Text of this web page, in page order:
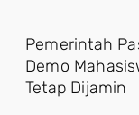
Pemerintah
Demo
Tetap Dijamin